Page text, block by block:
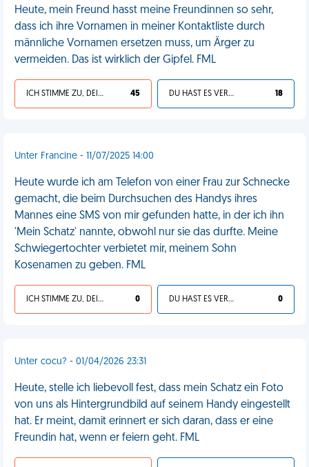
Heute, mein Freund hasst meine Freundinnen so sehr,
dass ich ihre Vornamen in meiner Kontaktliste durch
männliche Vornamen ersetzen muss, um Ärger zu
vermeiden. Das ist wirklich der Gipfel. FML
ICH STIMME ZU, DEIN LEBEN IST SCHEISSE 45 DU HAST ES VERDIENT 18
Unter Francine - 11/07/2025 14:00
Heute wurde ich am Telefon von einer Frau zur Schnecke
gemacht, die beim Durchsuchen des Handys ihres
Mannes eine SMS von mir gefunden hatte, in der ich ihn
'Mein Schatz' nannte, obwohl nur sie das durfte. Meine
Schwiegertochter verbietet mir, meinem Sohn
Kosenamen zu geben. FML
ICH STIMME ZU, DEIN LEBEN IST SCHEISSE 0 DU HAST ES VERDIENT 0
Unter cocu? - 01/04/2026 23:31
Heute, stelle ich liebevoll fest, dass mein Schatz ein Foto
von uns als Hintergrundbild auf seinem Handy eingestellt
hat. Er meint, damit erinnert er sich daran, dass er eine
Freundin hat, wenn er feiern geht. FML